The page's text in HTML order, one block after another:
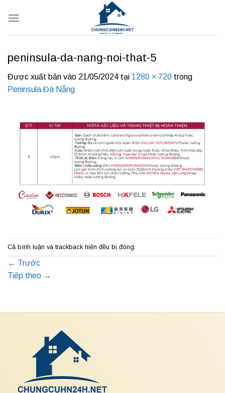
qua
peninsula-da-nang-noi-that-5
Được xuất bản vào 21/05/2024 tại 1280 × 720 trong
Peninsula Đà Nẵng
Cả bình luận và trackback hiện đều bị đóng.
← Trước
Tiếp theo →